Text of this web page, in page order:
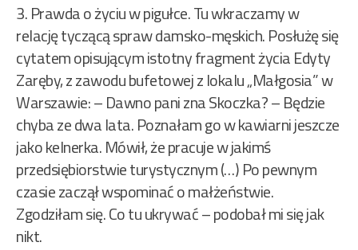
3. Prawda o życiu w pigułce. Tu wkraczamy w
relację tyczącą spraw damsko-męskich. Posłużę się
cytatem opisującym istotny fragment życia Edyty
Zaręby, z zawodu bufetowej z lokalu „Małgosia” w
Warszawie: – Dawno pani zna Skoczka? – Będzie
chyba ze dwa lata. Poznałam go w kawiarni jeszcze
jako kelnerka. Mówił, że pracuje w jakimś
przedsiębiorstwie turystycznym (…) Po pewnym
czasie zaczął wspominać o małżeństwie.
Zgodziłam się. Co tu ukrywać – podobał mi się jak
nikt.